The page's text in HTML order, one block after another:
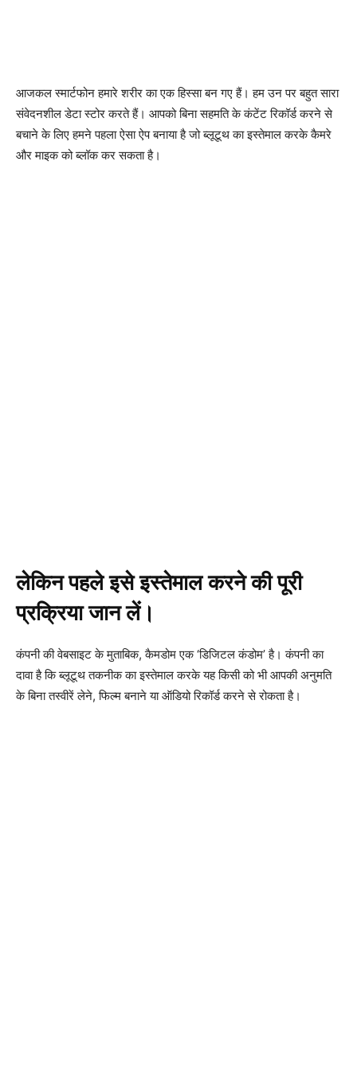
आजकल स्मार्टफोन हमारे शरीर का एक हिस्सा बन गए हैं। हम उन पर बहुत सारा
संवेदनशील डेटा स्टोर करते हैं। आपको बिना सहमति के कंटेंट रिकॉर्ड करने से
बचाने के लिए हमने पहला ऐसा ऐप बनाया है जो ब्लूटूथ का इस्तेमाल करके कैमरे
और माइक को ब्लॉक कर सकता है।
लेकिन पहले इसे इस्तेमाल करने की पूरी
प्रक्रिया जान लें।
कंपनी की वेबसाइट के मुताबिक, कैमडोम एक ‘डिजिटल कंडोम’ है। कंपनी का
दावा है कि ब्लूटूथ तकनीक का इस्तेमाल करके यह किसी को भी आपकी अनुमति
के बिना तस्वीरें लेने, फिल्म बनाने या ऑडियो रिकॉर्ड करने से रोकता है।